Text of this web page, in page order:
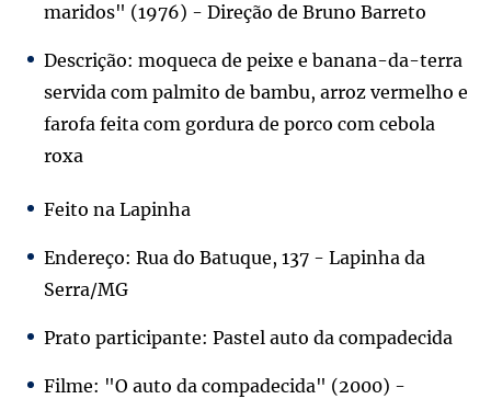
maridos" (1976) - Direção de Bruno Barreto
Descrição: moqueca de peixe e banana-da-terra
servida com palmito de bambu, arroz vermelho e
farofa feita com gordura de porco com cebola
roxa
Feito na Lapinha
Endereço: Rua do Batuque, 137 - Lapinha da
Serra/MG
Prato participante: Pastel auto da compadecida
Filme: "O auto da compadecida" (2000) -